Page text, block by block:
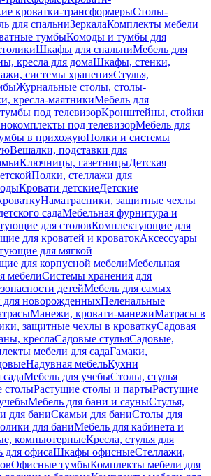
кроватки-трансформерыСтолы-
для спальниЗеркалаКомплекты мебели
тумбыКомоды и тумбы для
Шкафы для спальниМебель для
кресла для домаШкафы, стенки,
системы храненияСтулья,
Журнальные столы, столы-
кресла-маятникиМебель для
под телевизорКронштейны, стойки
под телевизорМебель для
в прихожуюПолки и системы
Вешалки, подставки для
Ключницы, газетницыДетская
Полки, стеллажи для
Кровати детскиеДетские
Наматрасники, защитные чехлы
садаМебельная фурнитура и
для столовКомплектующие для
для кроватей и кроватокАксессуары
для мягкой
для корпусной мебелиМебельная
мебелиСистемы хранения для
детейМебель для самых
для новорожденныхПеленальные
Манежи, кровати-манежиМатрасы в
защитные чехлы в кроваткуСадовая
креслаСадовые стульяСадовые,
мебели для садаГамаки,
Надувная мебельКухни
Мебель для учебыСтолы, стулья
столыРастущие столы и партыРастущие
Мебель для бани и сауныСтулья,
для баниСкамьи для баниСтолы для
для баниМебель для кабинета и
компьютерныеКресла, стулья для
для офисаШкафы офисныеСтеллажи,
Офисные тумбыКомплекты мебели для